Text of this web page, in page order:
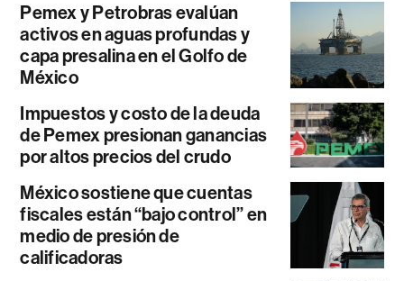
Pemex y Petrobras evalúan
activos en aguas profundas y
capa presalina en el Golfo de
México
Impuestos y costo de la deuda
de Pemex presionan ganancias
por altos precios del crudo
México sostiene que cuentas
fiscales están “bajo control” en
medio de presión de
calificadoras